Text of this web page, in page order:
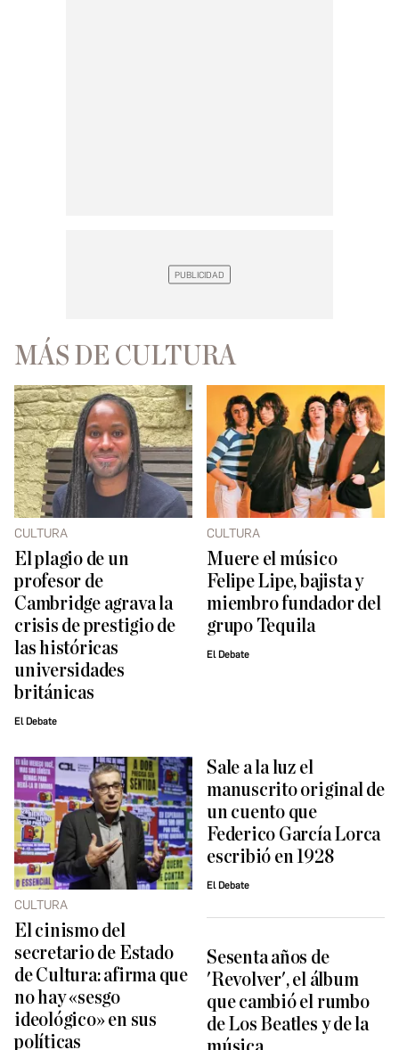
MÁS DE CULTURA
CULTURA
El plagio de un
profesor de
Cambridge agrava la
crisis de prestigio de
las históricas
universidades
británicas
El Debate
CULTURA
Muere el músico
Felipe Lipe, bajista y
miembro fundador del
grupo Tequila
El Debate
CULTURA
El cinismo del
secretario de Estado
de Cultura: afirma que
no hay «sesgo
ideológico» en sus
políticas
Sale a la luz el
manuscrito original de
un cuento que
Federico García Lorca
escribió en 1928
El Debate
Sesenta años de
'Revolver', el álbum
que cambió el rumbo
de Los Beatles y de la